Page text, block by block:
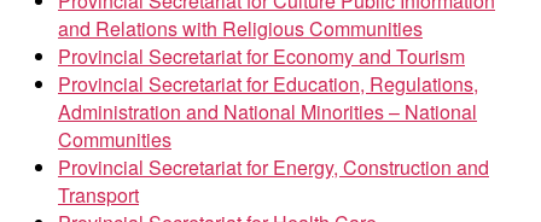
and Relations with Religious Communities
Provincial Secretariat for Economy and Tourism
Provincial Secretariat for Education, Regulations,
Administration and National Minorities – National
Communities
Provincial Secretariat for Energy, Construction and
Transport